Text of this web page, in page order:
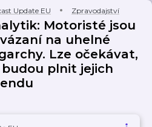
Update EU Zpravodajství
Motoristé jsou
na uhelné
Lze očekávat,
budou plnit jejich